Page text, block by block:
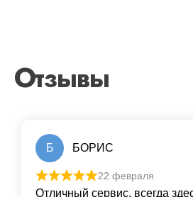
Отзывы
Б БОРИС
22 февраля
Отличный сервис, всегда